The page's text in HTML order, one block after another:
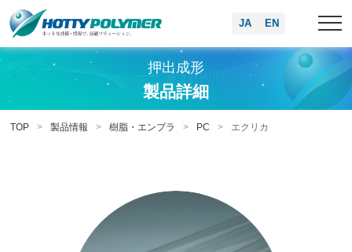
EN
JA
押出成形
製品詳細
TOP 製品情報 樹脂・エンプラ PC エクリカ